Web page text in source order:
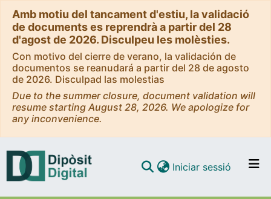
Amb motiu del tancament d'estiu, la validació
de documents es reprendrà a partir del 28
d'agost de 2026. Disculpeu les molèsties.
Con motivo del cierre de verano, la validación de
documentos se reanudará a partir del 28 de agosto
de 2026. Disculpad las molestias
Due to the summer closure, document validation will
resume starting August 28, 2026. We apologize for
any inconvenience.
Iniciar sessió (current)